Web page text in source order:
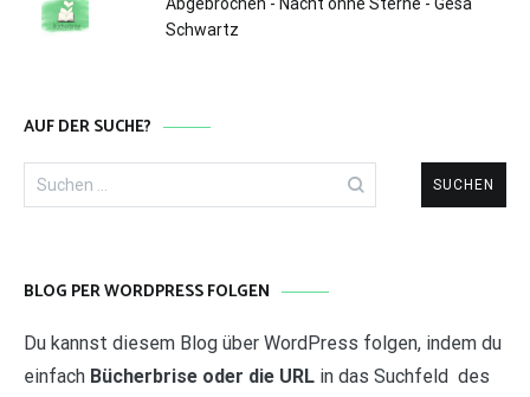
Abgebrochen - Nacht ohne Sterne - Gesa
Schwartz
AUF DER SUCHE?
Suchen
nach:
BLOG PER WORDPRESS FOLGEN
Du kannst diesem Blog über WordPress folgen, indem du
einfach Bücherbrise oder die URL in das Suchfeld des